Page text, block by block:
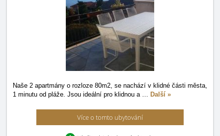
Naše 2 apartmány o rozloze 80m2, se nachází v klidné části města,
1 minutu od pláže. Jsou ideální pro klidnou a … Další »
Více o tomto ubytování